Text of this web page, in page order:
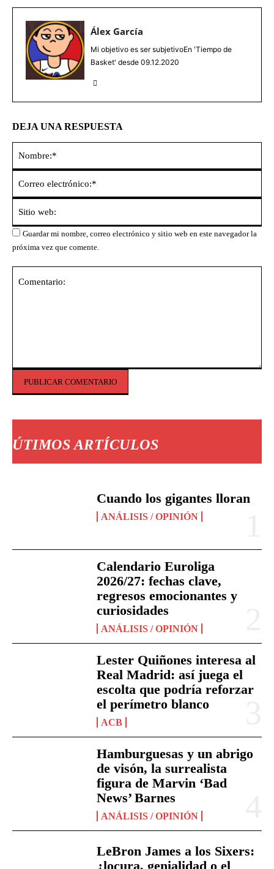
ÚTIMOS ARTÍCULOS
Cuando los gigantes lloran
ANÁLISIS / OPINIÓN
Calendario Euroliga
2026/27: fechas clave,
regresos emocionantes y
curiosidades
ANÁLISIS / OPINIÓN
Lester Quiñones interesa al
Real Madrid: así juega el
escolta que podría reforzar
el perímetro blanco
ACB
Hamburguesas y un abrigo
de visón, la surrealista
figura de Marvin ‘Bad
News’ Barnes
ANÁLISIS / OPINIÓN
LeBron James a los Sixers:
¿locura, genialidad o el
Álex García
Mi objetivo es ser subjetivoEn 'Tiempo de
Basket' desde 09.12.2020
DEJA UNA RESPUESTA
Guardar mi nombre, correo electrónico y sitio web en este navegador la
próxima vez que comente.